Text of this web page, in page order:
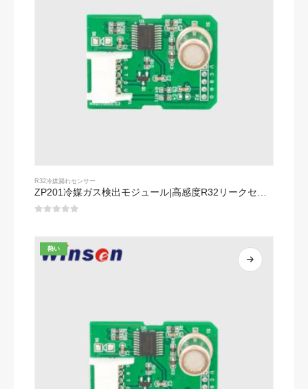
R32冷媒漏れセンサー
ZP201冷媒ガス検出モジュール|高感度R32リークセンサー
熱い